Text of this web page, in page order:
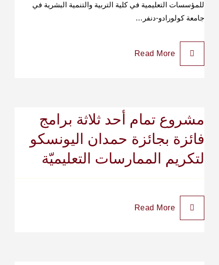
للمؤسسات التعليمية في كلية التربية والتنمية البشرية في
جامعة كولورادو-دنفر…
Read More
مشروع تمام أحد ثلاثة برامج
فائزة بجائزة حمدان اليونسكو
لتكريم الممارسات التعليميّة
Read More